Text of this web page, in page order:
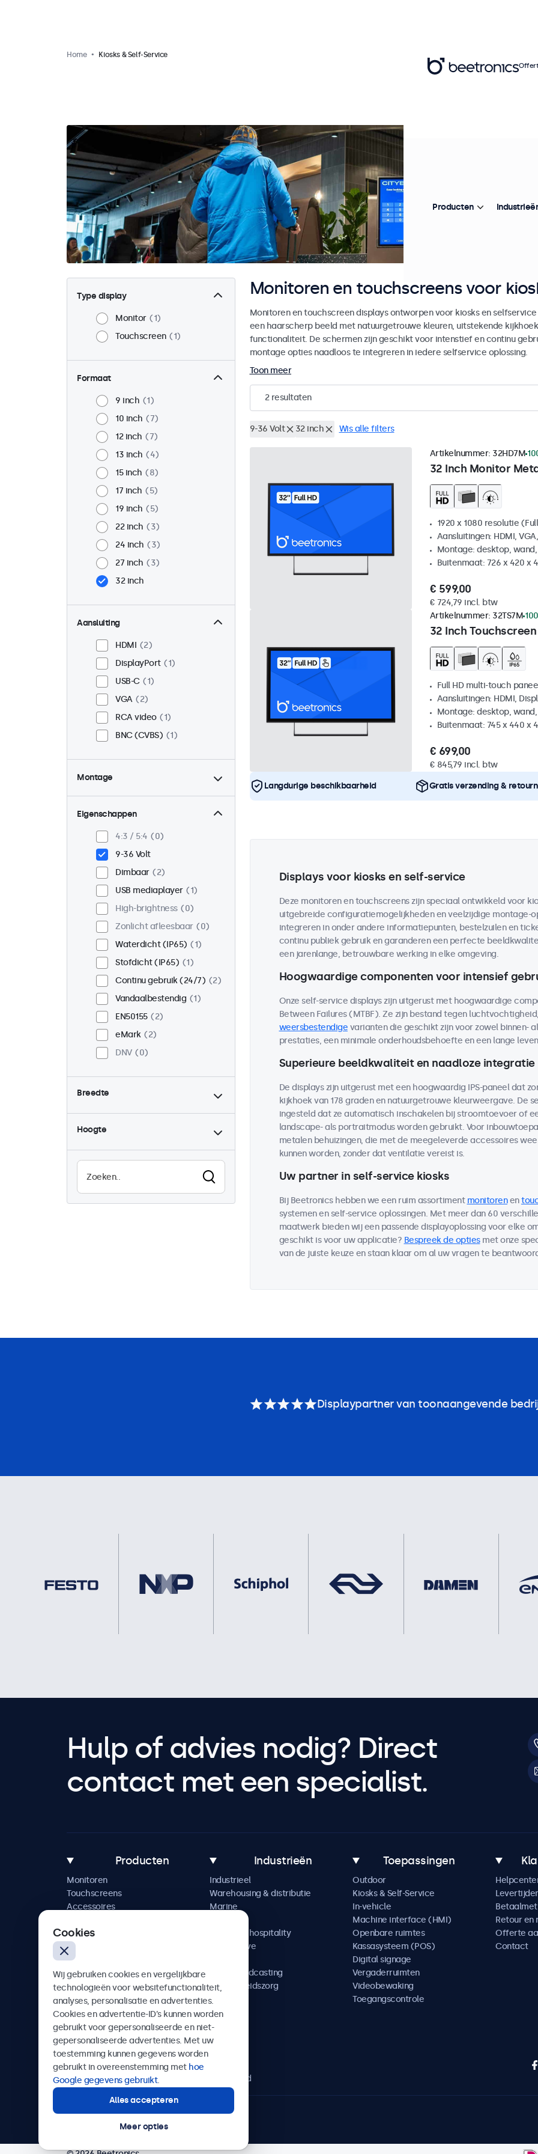
Home Kiosks & Self-Service
Type display
Monitor
1
Touchscreen
1
Formaat
9 inch
1
10 inch
7
12 inch
7
13 inch
4
15 inch
8
17 inch
5
19 inch
5
22 inch
3
24 inch
3
27 inch
3
32 inch
Aansluiting
HDMI
2
DisplayPort
1
USB-C
1
VGA
2
RCA video
1
BNC (CVBS)
1
Montage
Desktop
2
Wand
Panel mount
Inbouw
Rackmontage (19 inch)
VESA 75 x 75
VESA 100 x 100
2
Eigenschappen
4:3 / 5:4
0
9-36 Volt
Dimbaar
2
USB mediaplayer
1
High-brightness
0
Zonlicht afleesbaar
0
Waterdicht (IP65)
1
Stofdicht (IP65)
1
Continu gebruik (24/7)
2
Vandaalbestendig
1
EN50155
2
eMark
2
DNV
0
Breedte
Hoogte
Monitoren en touchscreens voor
Monitoren en touchscreen displays ontworpen voor kiosks en
een haarscherp beeld met natuurgetrouwe kleuren, uitstekende
functionaliteit. De schermen zijn geschikt voor intenstief en continu
montage opties naadloos te integreren in iedere selfservice oplossing.
Toon meer
2resultaten
9-36 Volt 32 inch Wis alle filters
32 Inch Monitor
Artikelnummer: 32HD7M
1920 x 1080 resolutie
Aansluitingen: HDMI,
Montage: desktop,
Buitenmaat: 726 x 420 x
€ 599,00
€ 724,79 incl. btw
32 Inch
Artikelnummer: 32TS7M
Full HD multi-touch
Aansluitingen: HDMI,
Montage: desktop,
Buitenmaat: 745 x 440 x
€ 699,00
€ 845,79 incl. btw
Langdurige beschikbaarheid Gratis verzending &
Displays voor kiosks en self-service
Deze monitoren en touchscreens zijn speciaal ontwikkeld voor
uitgebreide configuratiemogelijkheden en veelzijdige montage-
integreren in onder andere informatiepunten, bestelzuilen en
continu publiek gebruik en garanderen een perfecte
een jarenlange, betrouwbare werking in elke omgeving.
Hoogwaardige componenten voor intensief
Onze self-service displays zijn uitgerust met hoogwaardige
Between Failures (MTBF). Ze zijn bestand tegen
weersbestendige varianten die geschikt zijn voor zowel binnen-
prestaties, een minimale onderhoudsbehoefte en een lange
Superieure beeldkwaliteit en naadloze integratie
De displays zijn uitgerust met een hoogwaardig IPS-paneel dat
kijkhoek van 178 graden en natuurgetrouwe kleurweergave. De
ingesteld dat ze automatisch inschakelen bij stroomtoevoer of
landscape- als portraitmodus worden gebruikt. Voor
metalen behuizingen, die met de meegeleverde accessoires
kunnen worden, zonder dat ventilatie vereist is.
Uw partner in self-service kiosks
Bij Beetronics hebben we een ruim assortiment monitorenen
systemen en self-service oplossingen. Met meer dan 60
maatwerk bieden wij een passende displayoplossing voor elke
geschikt is voor uw applicatie? Bespreek de optiesmet onze
van de juiste keuze en staan klaar om al uw vragen te
Producten
Displaypartner van toonaangevende
Hulp of advies nodig? Direct
contact met een specialist.
Producten
Monitoren
Touchscreens
Accessoires
Industrieën
Industrieel
Warehousing & distributie
Marine
Horeca & hospitality
Automotive
AV & Broadcasting
Gezondheidszorg
Toepassingen
Outdoor
Kiosks & Self-Service
In-vehicle
Machine interface (HMI)
Openbare ruimtes
Kassasysteem (POS)
Digital signage
Vergaderruimten
Videobewaking
Toegangscontrole
Retour en
Offerte
Contact
Beetronics
Bloemstraat 28, 1016LC Amsterdam, Nederland
4.8/5 door 5000+ bedrijven
Cookies
Wij gebruiken cookies en vergelijkbare
technologieën voor websitefunctionaliteit,
analyses, personalisatie en advertenties.
Cookies en advertentie-ID’s kunnen worden
gebruikt voor gepersonaliseerde en niet-
gepersonaliseerde advertenties. Met uw
toestemming kunnen gegevens worden
gebruikt in overeenstemming met hoe
Google gegevens gebruikt.
Alles accepteren
Meer opties